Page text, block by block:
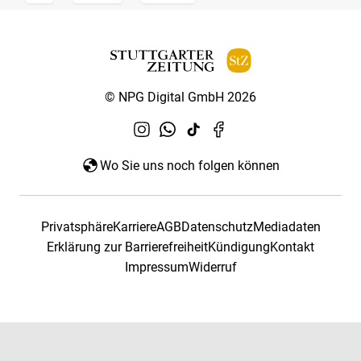
© NPG Digital GmbH 2026
Wo Sie uns noch folgen können
PrivatsphäreKarriereAGBDatenschutzMediadaten
Erklärung zur BarrierefreiheitKündigungKontakt
ImpressumWiderruf